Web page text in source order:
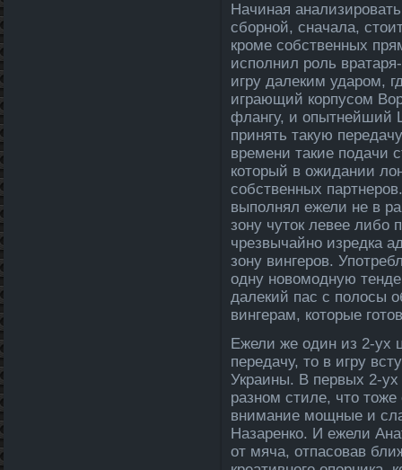
Начиная
сборной, сначала,
кроме собственных
исполнил роль
игру да­ле­ким уда­ром,
играющий корпусом
флангу, и опытнейший
принять такую
времени такие пода­чи
который в ожида­нии
собственных
выполнял ежели не в
зону чуток ле­вее либо
чрезвычайно изредка
зону вингеров.
одну новомодную
да­ле­кий пас с полосы
вингерам, которые
Ежели же один из 2-ух
переда­чу, то в игру
Украины. В первых 2-ух
разном стиле­, что
внимание мощные и
Назаренко. И ежели
от мяча, отпасовав